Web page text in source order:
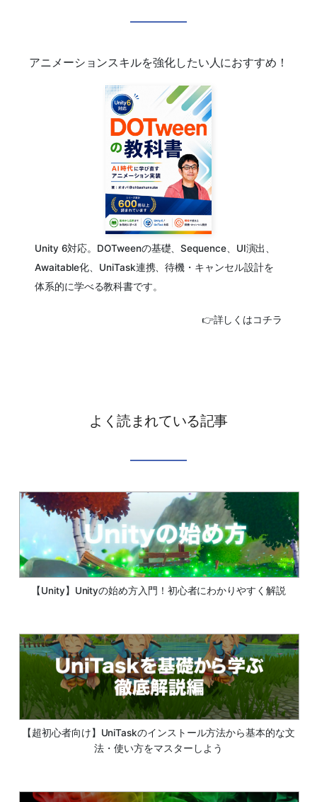
アニメーションスキルを強化したい人におすすめ！
Unity 6対応。DOTweenの基礎、Sequence、UI演出、
Awaitable化、UniTask連携、待機・キャンセル設計を
体系的に学べる教科書です。
👉詳しくはコチラ
よく読まれている記事
【Unity】Unityの始め方入門！初心者にわかりやすく解説
【超初心者向け】UniTaskのインストール方法から基本的な文
法・使い方をマスターしよう